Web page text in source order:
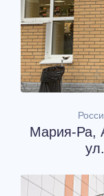
Мария-Ра,